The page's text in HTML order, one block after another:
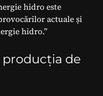
hidro este
actuale și
hidro.”
de